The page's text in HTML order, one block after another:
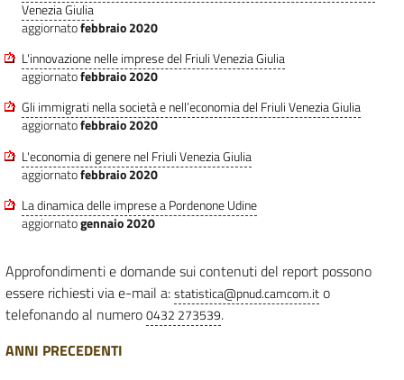
Venezia Giulia
aggiornatofebbraio 2020
L'innovazione nelle imprese del Friuli Venezia Giulia
aggiornatofebbraio 2020
Gli immigrati nella società e nell’economia del Friuli Venezia Giulia
aggiornatofebbraio 2020
L'economia di genere nel Friuli Venezia Giulia
aggiornatofebbraio 2020
La dinamica delle imprese a Pordenone Udine
aggiornatogennaio 2020
Approfondimenti e domande sui contenuti del report possono
essere richiesti via e-mail a:statistica@pnud.camcom.ito
telefonando al numero0432 273539.
ANNI PRECEDENTI